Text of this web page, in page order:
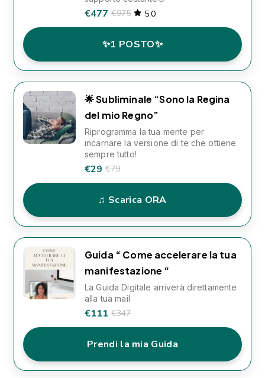
€477 €975 5.0
✨1 POSTO✨
🌟 Subliminale “Sono la Regina
del mio Regno”
Riprogramma la tua mente per
incarnare la versione di te che ottiene
sempre tutto!
€29 €79
♫ Scarica ORA
Guida “ Come accelerare la tua
manifestazione “
La Guida Digitale arriverà direttamente
alla tua mail
€111 €347
Prendi la mia Guida